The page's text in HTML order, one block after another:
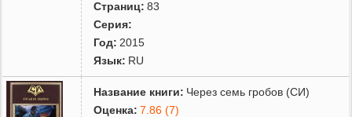
Страниц: 83
Серия:
Год: 2015
Язык: RU
Название книги: Через семь гробов (СИ)
Оценка: 7.86 (7)